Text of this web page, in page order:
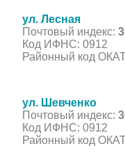
ул. Лесная
Почтовый индекс:
Код ИФНС: 0912
Районный код
ул. Шевченко
Почтовый индекс:
Код ИФНС: 0912
Районный код